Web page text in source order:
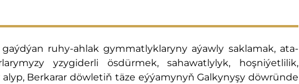
ruhy-ahlak gymmatlyklaryny aýawly saklamak, ata-
yzygiderli ösdürmek, sahawatlylyk, hoşniýetlilik,
Berkarar döwletiň täze eýýamynyň Galkynyşy döwründe